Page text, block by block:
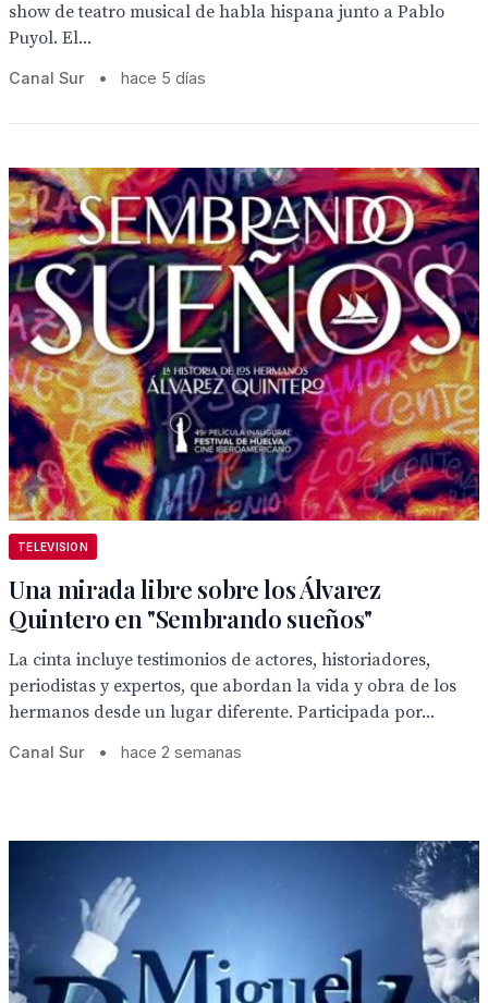
show de teatro musical de habla hispana junto a Pablo
Puyol. El...
Canal Sur • hace 5 días
TELEVISION
Una mirada libre sobre los Álvarez
Quintero en "Sembrando sueños"
La cinta incluye testimonios de actores, historiadores,
periodistas y expertos, que abordan la vida y obra de los
hermanos desde un lugar diferente. Participada por...
Canal Sur • hace 2 semanas